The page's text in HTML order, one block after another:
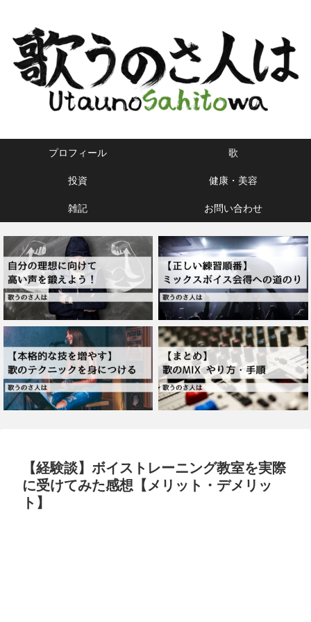
プロフィール 歌
投資 健康・美容
雑記 お問い合わせ
【経験談】ボイストレーニング教室を実際
に受けてみた感想【メリット・デメリッ
ト】